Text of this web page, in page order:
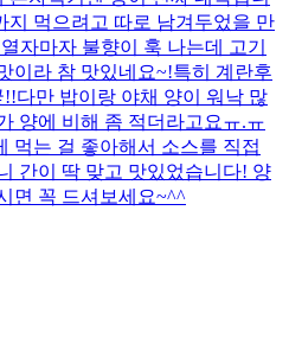
지 먹으려고 따로 남겨두었을 만
자마자 불향이 훅 나는데 고기
이라 참 맛있네요~!특히 계란후
다만 밥이랑 야채 양이 워낙 많
양에 비해 좀 적더라고요ㅠ.ㅠ
먹는 걸 좋아해서 소스를 직접
간이 딱 맞고 맛있었습니다! 양
면 꼭 드셔보세요~^^